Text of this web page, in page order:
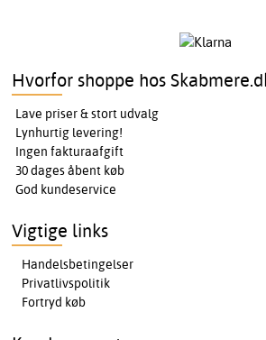
Hvorfor shoppe hos
Lave priser & stort udvalg
Lynhurtig levering!
Ingen fakturaafgift
30 dages åbent køb
God kundeservice
Vigtige links
Handelsbetingelser
Privatlivspolitik
Fortryd køb